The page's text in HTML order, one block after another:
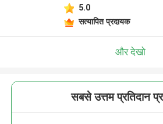
5.0
सत्यापित प्रदायक
और देखो
सबसे उत्तम प्रतिदान